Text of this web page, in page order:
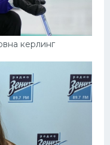
керлинг